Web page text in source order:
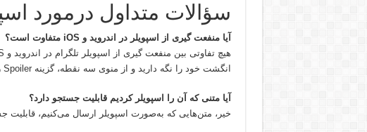
سؤالات متداول درمورد
آیا منفعت گیری از اسپویلر در اندروید و iOS متفاوت است؟
انگشت خود را نگه دارید و از منوی سه نقطه، گزینه Spoiler را انتخاب کنید.
آیا متنی که آن را اسپویلر کردیم قابلیت جستجو دارد؟
خیر، متن‌هایی که به‌صورت اسپویلر ارسال می‌کنیم، قابلیت